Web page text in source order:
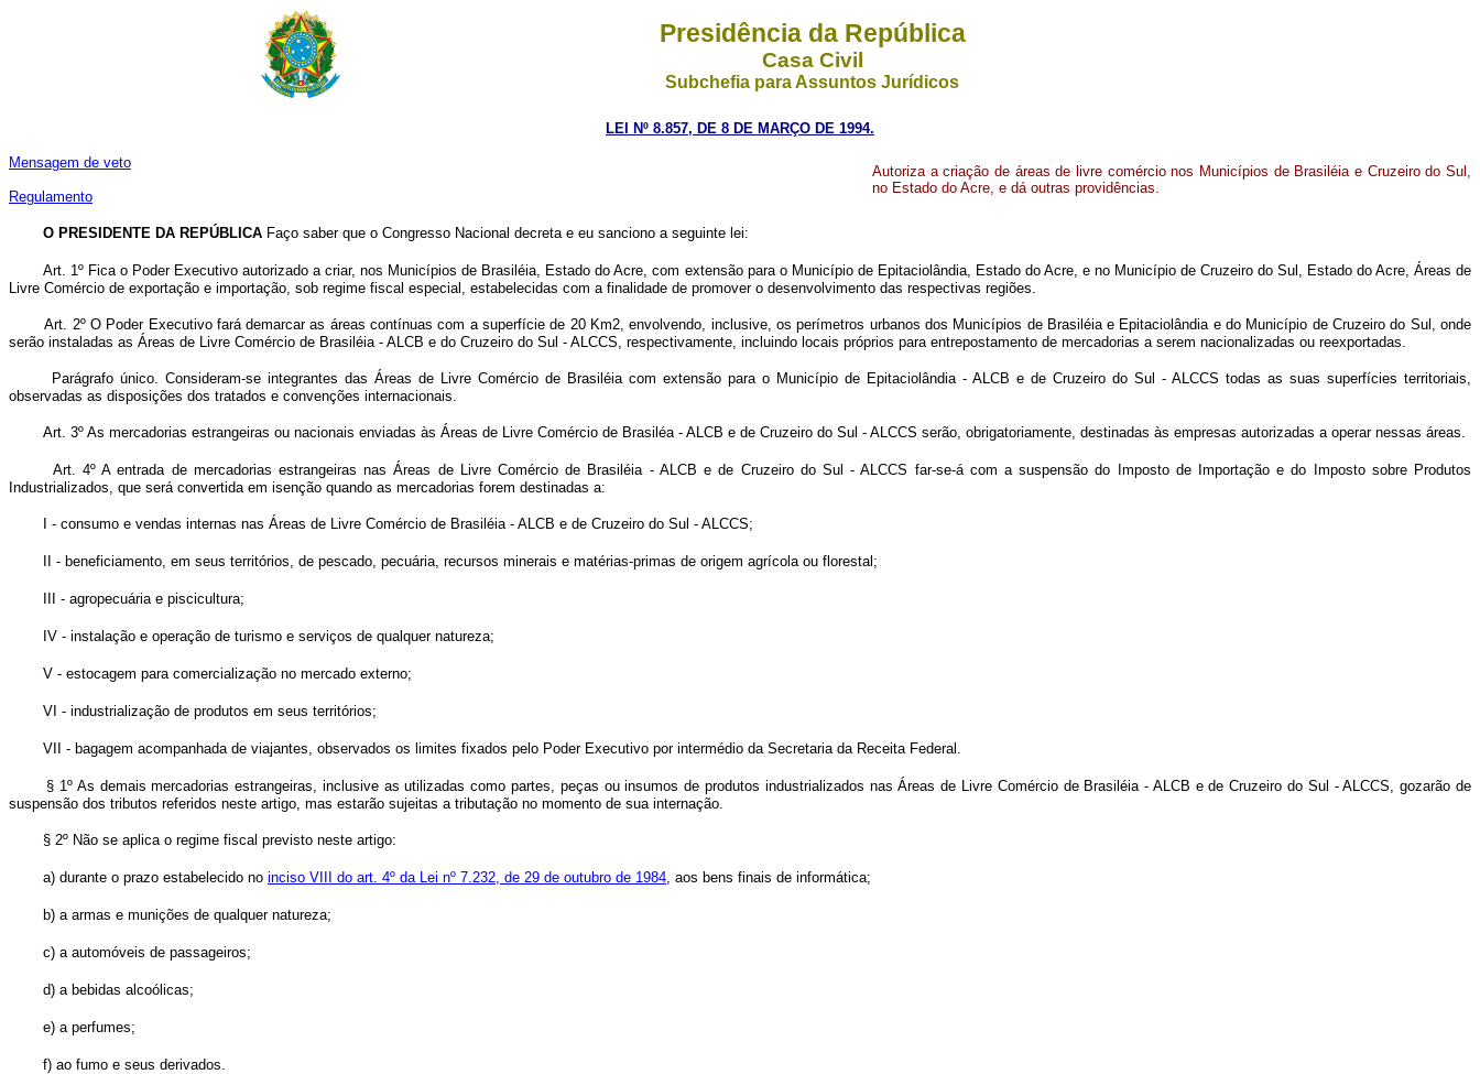
Presidência da República
Casa Civil
Subchefia para Assuntos Jurídicos
LEI Nº 8.857, DE 8 DE MARÇO DE 1994.
Mensagem de veto
Regulamento
Autoriza a criação de áreas de livre comércio nos Municípios de Brasiléia e Cruzeiro do Sul,
no Estado do Acre, e dá outras providências.
O PRESIDENTE DA REPÚBLICA Faço saber que o Congresso Nacional decreta e eu sanciono a seguinte lei:
Art. 1º Fica o Poder Executivo autorizado a criar, nos Municípios de Brasiléia, Estado do Acre, com extensão para o Município de Epitaciolândia, Estado do Acre, e no Município de Cruzeiro do Sul, Estado do Acre, Áreas de
Livre Comércio de exportação e importação, sob regime fiscal especial, estabelecidas com a finalidade de promover o desenvolvimento das respectivas regiões.
Art. 2º O Poder Executivo fará demarcar as áreas contínuas com a superfície de 20 Km2, envolvendo, inclusive, os perímetros urbanos dos Municípios de Brasiléia e Epitaciolândia e do Município de Cruzeiro do Sul, onde
serão instaladas as Áreas de Livre Comércio de Brasiléia - ALCB e do Cruzeiro do Sul - ALCCS, respectivamente, incluindo locais próprios para entrepostamento de mercadorias a serem nacionalizadas ou reexportadas.
Parágrafo único. Consideram-se integrantes das Áreas de Livre Comércio de Brasiléia com extensão para o Município de Epitaciolândia - ALCB e de Cruzeiro do Sul - ALCCS todas as suas superfícies territoriais,
observadas as disposições dos tratados e convenções internacionais.
Art. 3º As mercadorias estrangeiras ou nacionais enviadas às Áreas de Livre Comércio de Brasiléa - ALCB e de Cruzeiro do Sul - ALCCS serão, obrigatoriamente, destinadas às empresas autorizadas a operar nessas áreas.
Art. 4º A entrada de mercadorias estrangeiras nas Áreas de Livre Comércio de Brasiléia - ALCB e de Cruzeiro do Sul - ALCCS far-se-á com a suspensão do Imposto de Importação e do Imposto sobre Produtos
Industrializados, que será convertida em isenção quando as mercadorias forem destinadas a:
I - consumo e vendas internas nas Áreas de Livre Comércio de Brasiléia - ALCB e de Cruzeiro do Sul - ALCCS;
II - beneficiamento, em seus territórios, de pescado, pecuária, recursos minerais e matérias-primas de origem agrícola ou florestal;
III - agropecuária e piscicultura;
IV - instalação e operação de turismo e serviços de qualquer natureza;
V - estocagem para comercialização no mercado externo;
VI - industrialização de produtos em seus territórios;
VII - bagagem acompanhada de viajantes, observados os limites fixados pelo Poder Executivo por intermédio da Secretaria da Receita Federal.
§ 1º As demais mercadorias estrangeiras, inclusive as utilizadas como partes, peças ou insumos de produtos industrializados nas Áreas de Livre Comércio de Brasiléia - ALCB e de Cruzeiro do Sul - ALCCS, gozarão de
suspensão dos tributos referidos neste artigo, mas estarão sujeitas a tributação no momento de sua internação.
§ 2º Não se aplica o regime fiscal previsto neste artigo:
a) durante o prazo estabelecido no inciso VIII do art. 4º da Lei nº 7.232, de 29 de outubro de 1984, aos bens finais de informática;
b) a armas e munições de qualquer natureza;
c) a automóveis de passageiros;
d) a bebidas alcoólicas;
e) a perfumes;
f) ao fumo e seus derivados.